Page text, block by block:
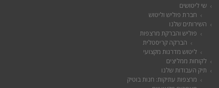
שי ליטושים
חברת פוליש וליטוש
השירותים שלנו
פוליש והברקת מרצפות
הברקה קריסטלית
ליטוש מדרגות מקצועי
לקוחות ממליצים
תיק העבודות שלנו
מרצפות עתיקות: חנות בוטיק